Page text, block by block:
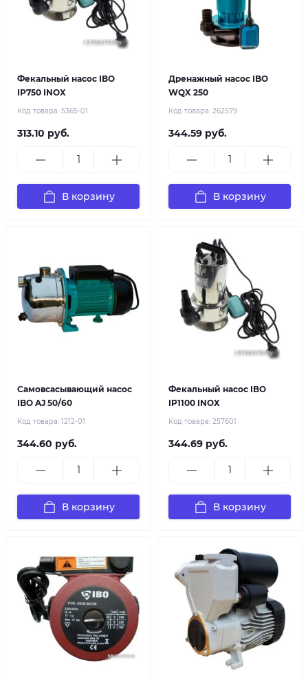
Фекальный насос IBO
IP750 INOX
Код товара: 5365-01
313.10 руб.
В корзину
Дренажный насос IBO
WQX 250
Код товара: 262579
344.59 руб.
В корзину
Самовсасывающий насос
IBO AJ 50/60
Код товара: 1212-01
344.60 руб.
В корзину
Фекальный насос IBO
IP1100 INOX
Код товара: 257601
344.69 руб.
В корзину